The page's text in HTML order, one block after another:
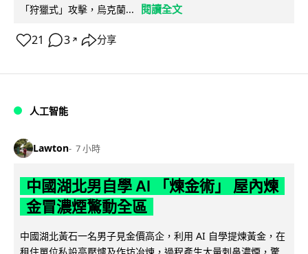
「狩獵式」攻擊，烏克蘭...
閱讀全文
21 3 ↗ 分享
人工智能
Lawton 7 小時
中國湖北男自學 AI 「煉金術」 屋內煉
金冒濃煙驚動全區
中國湖北黃石一名男子見金價高企，利用 AI 自學提煉黃金，在